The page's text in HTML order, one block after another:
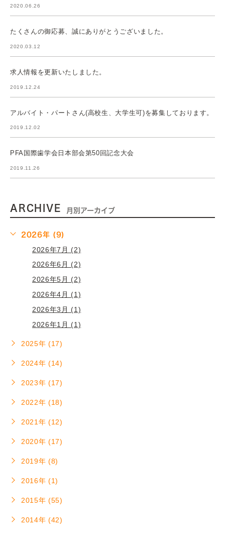
2020.06.26
たくさんの御応募、誠にありがとうございました。
2020.03.12
求人情報を更新いたしました。
2019.12.24
アルバイト・パートさん(高校生、大学生可)を募集しております。
2019.12.02
PFA国際歯学会日本部会第50回記念大会
2019.11.26
ARCHIVE 月別アーカイブ
2026年 (9)
2026年7月 (2)
2026年6月 (2)
2026年5月 (2)
2026年4月 (1)
2026年3月 (1)
2026年1月 (1)
2025年 (17)
2024年 (14)
2023年 (17)
2022年 (18)
2021年 (12)
2020年 (17)
2019年 (8)
2016年 (1)
2015年 (55)
2014年 (42)